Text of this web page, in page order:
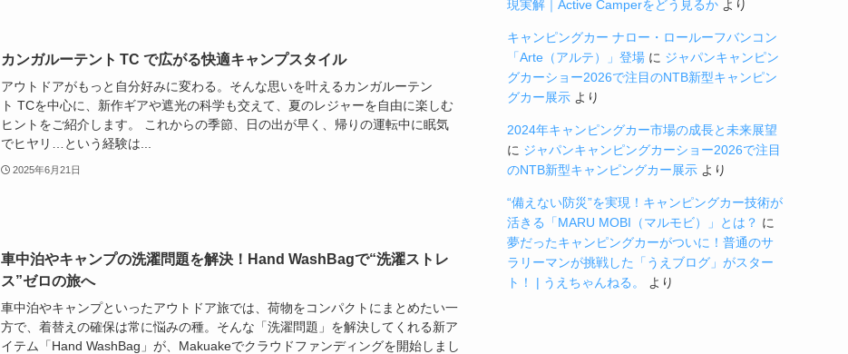
カンガルーテント TC で広がる快適キャンプスタイル
アウトドアがもっと自分好みに変わる。そんな思いを叶えるカンガルーテン
ト TCを中心に、新作ギアや遮光の科学も交えて、夏のレジャーを自由に楽しむ
ヒントをご紹介します。 これからの季節、日の出が早く、帰りの運転中に眠気
でヒヤリ…という経験は...
2025年6月21日
車中泊やキャンプの洗濯問題を解決！Hand WashBagで“洗濯ストレ
ス”ゼロの旅へ
車中泊やキャンプといったアウトドア旅では、荷物をコンパクトにまとめたい一
方で、着替えの確保は常に悩みの種。そんな「洗濯問題」を解決してくれる新ア
イテム「Hand WashBag」が、Makuakeでクラウドファンディングを開始しまし
現実解｜Active Camperをどう見るか より
キャンピングカー ナロー・ロールーフバンコン
「Arte（アルテ）」登場 に ジャパンキャンピン
グカーショー2026で注目のNTB新型キャンピン
グカー展示 より
2024年キャンピングカー市場の成長と未来展望
に ジャパンキャンピングカーショー2026で注目
のNTB新型キャンピングカー展示 より
“備えない防災”を実現！キャンピングカー技術が
活きる「MARU MOBI（マルモビ）」とは？ に
夢だったキャンピングカーがついに！普通のサ
ラリーマンが挑戦した「うえブログ」がスター
ト！ | うえちゃんねる。
より